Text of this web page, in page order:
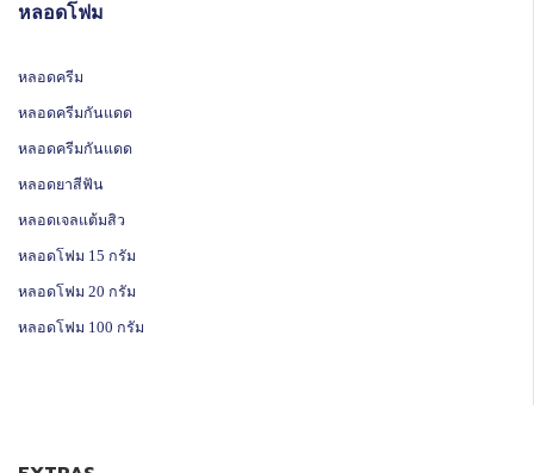
หลอดโฟม
หลอดครีม
หลอดครีมกันแดด
หลอดครีมกันแดด
หลอดยาสีฟัน
หลอดเจลแต้มสิว
หลอดโฟม 15 กรัม
หลอดโฟม 20 กรัม
หลอดโฟม 100 กรัม